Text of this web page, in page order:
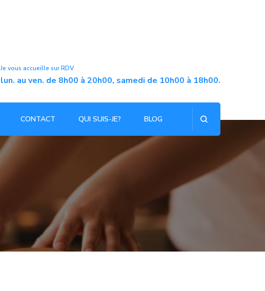
Je vous accueille sur RDV
lun. au ven. de 8h00 à 20h00, samedi de 10h00 à 18h00.
CONTACT QUI SUIS-JE? BLOG